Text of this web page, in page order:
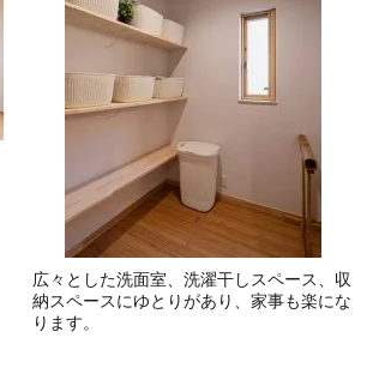
広々とした洗面室、洗濯干しスペース、収
納スペースにゆとりがあり、家事も楽にな
ります。